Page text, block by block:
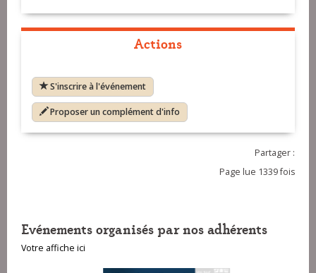
Actions
S'inscrire à l'événement
Proposer un complément d'info
Partager :
Page lue 1339 fois
Evénements organisés par nos adhérents
Votre affiche ici